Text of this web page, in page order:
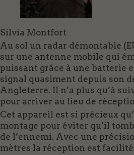
Silvia Montfort
Au sol un radar démontable
sur une antenne mobile qui
puissant grâce à une batterie
signal quasiment depuis son
Angleterre. Il n’a plus qu’à
pour arriver au lieu de
Cet appareil est si précieux
montage pour éviter qu’il
de l’ennemi. Avec une
mètres la réception est